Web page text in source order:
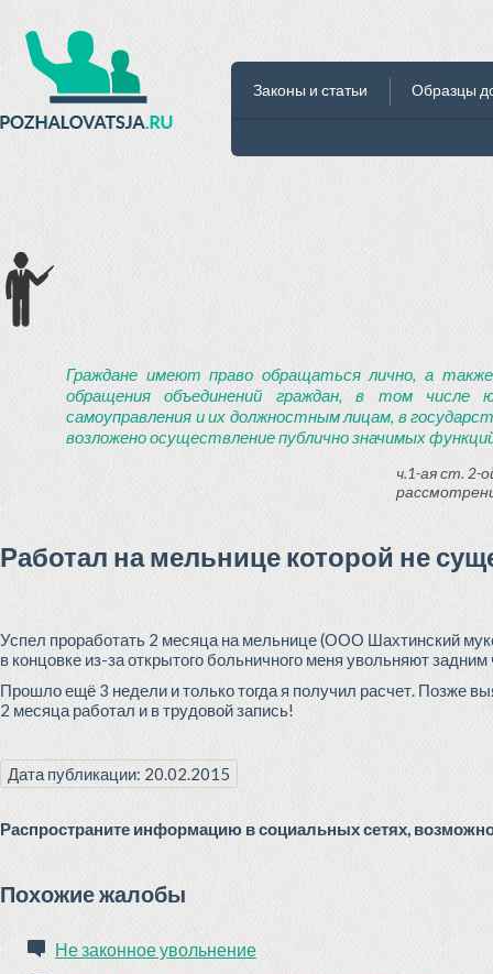
Законы и статьи Образцы
Граждане имеют право обращаться лично, а
обращения объединений граждан, в том числе
самоуправления и их должностным лицам, в
возложено осуществление публично значимых
ч.1-ая ст. 2-
Работал на мельнице которой не
Успел проработать 2 месяца на мельнице (ООО Шахтинский
в концовке из-за открытого больничного меня увольняют
Прошло ещё 3 недели и только тогда я получил расчет. Позже
2 месяца работал и в трудовой запись!
Дата публикации: 20.02.2015
Распространите информацию в социальных сетях,
Похожие жалобы
Не законное увольнение